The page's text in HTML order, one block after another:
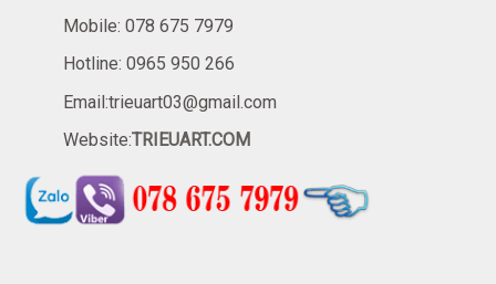
Mobile: 078 675 7979
Hotline: 0965 950 266
Email:trieuart03@gmail.com
Website:TRIEUART.COM